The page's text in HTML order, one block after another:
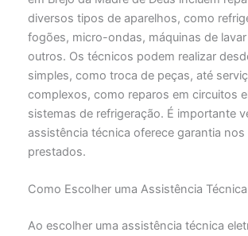
diversos tipos de aparelhos, como
fogões, micro-ondas, máquinas de lavar
outros. Os técnicos podem realizar
simples, como troca de peças, até
complexos, como reparos em circuitos
sistemas de refrigeração. É importante
assistência técnica oferece garantia nos
prestados.
Como Escolher uma Assistência
Ao escolher uma assistência técnica